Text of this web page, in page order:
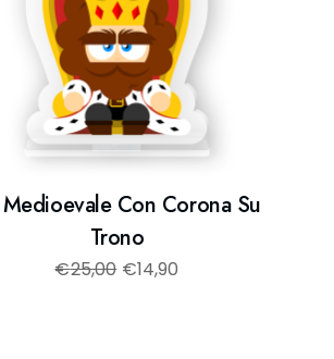
Medioevale Con Corona Su
Trono
€25,00 €14,90